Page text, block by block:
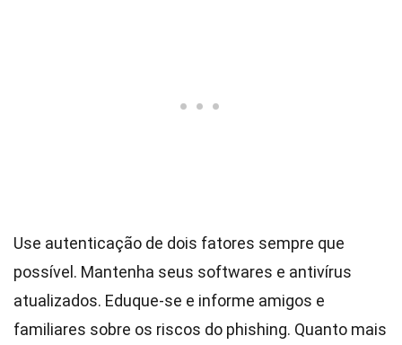
Use autenticação de dois fatores sempre que
possível. Mantenha seus softwares e antivírus
atualizados. Eduque-se e informe amigos e
familiares sobre os riscos do phishing. Quanto mais